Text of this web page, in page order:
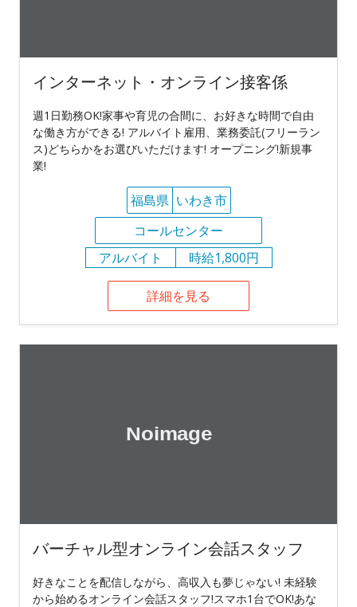
インターネット・オンライン接客係
週1日勤務OK!家事や育児の合間に、お好きな時間で自由
な働き方ができる! アルバイト雇用、業務委託(フリーラン
ス)どちらかをお選びいただけます! オープニング!新規事
業!
福島県 いわき市
コールセンター
アルバイト
時給1,800円
詳細を見る
バーチャル型オンライン会話スタッフ
好きなことを配信しながら、高収入も夢じゃない! 未経験
から始めるオンライン会話スタッフ!スマホ1台でOK!あな